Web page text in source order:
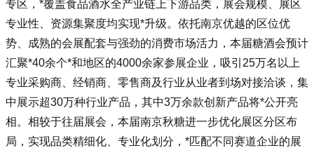
专区，*覆盖食品酒水全产业链上下游品类，展会规模、展区
专业性、资源集聚度均实现*升级。依托南京优越的区位优
势、成熟的会展配套与强劲的消费市场活力，本届糖酒会预计
汇聚*40余个*和地区的4000余家参展企业，吸引25万名以上
专业采购商、经销商、零售商及行业从业者到场对接洽谈，集
中展示超30万种行业产品，其中3万余款创新产品将*公开亮
相。相较于往届展会，本届南京秋糖进一步优化展区分区布
局，实现品类精细化、专业化划分，*匹配不同赛道企业的展